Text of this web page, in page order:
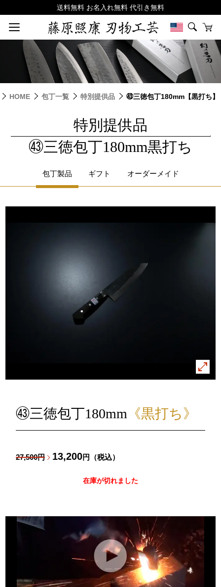
HOME 包丁一覧 特別提供品 ㊸三徳包丁180mm【黒打ち】
特別提供品
|
㊸三徳包丁180mm黒打ち
包丁製品 ギフト オーダーメイド
㊸三徳包丁180mm 《黒打ち》
27,500円 13,200円（税込）
在庫が切れました